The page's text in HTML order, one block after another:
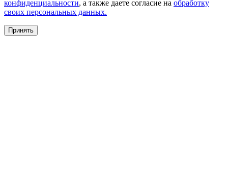
конфиденциальности, а также даете согласие на обработку
своих персональных данных.
Принять